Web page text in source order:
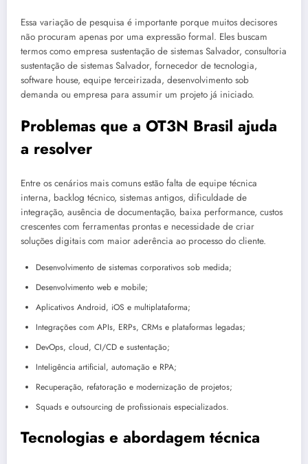
Essa variação de pesquisa é importante porque muitos decisores
não procuram apenas por uma expressão formal. Eles buscam
termos como empresa sustentação de sistemas Salvador, consultoria
sustentação de sistemas Salvador, fornecedor de tecnologia,
software house, equipe terceirizada, desenvolvimento sob
demanda ou empresa para assumir um projeto já iniciado.
Problemas que a OT3N Brasil ajuda
a resolver
Entre os cenários mais comuns estão falta de equipe técnica
interna, backlog técnico, sistemas antigos, dificuldade de
integração, ausência de documentação, baixa performance, custos
crescentes com ferramentas prontas e necessidade de criar
soluções digitais com maior aderência ao processo do cliente.
Desenvolvimento de sistemas corporativos sob medida;
Desenvolvimento web e mobile;
Aplicativos Android, iOS e multiplataforma;
Integrações com APIs, ERPs, CRMs e plataformas legadas;
DevOps, cloud, CI/CD e sustentação;
Inteligência artificial, automação e RPA;
Recuperação, refatoração e modernização de projetos;
Squads e outsourcing de profissionais especializados.
Tecnologias e abordagem técnica